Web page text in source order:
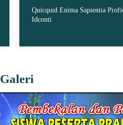
Quicquid Enima Sapientia
Idconti
Galeri